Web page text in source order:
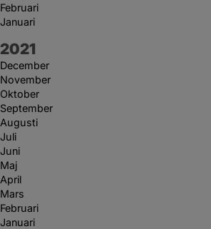
Februari
Januari
År:
2021
December
November
Oktober
September
Augusti
Juli
Juni
Maj
April
Mars
Februari
Januari